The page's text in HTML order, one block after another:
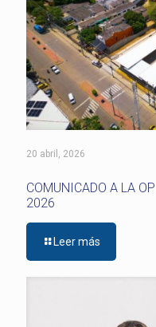
20 abril, 2026
COMUNICADO A LA
2026
Leer más